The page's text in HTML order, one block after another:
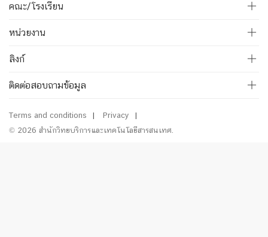
คณะ/โรงเรียน
หน่วยงาน
ลิงก์
ติดต่อสอบถามข้อมูล
Terms and conditions
Privacy
© 2026 สำนักวิทยบริการและเทคโนโลยีสารสนเทศ.